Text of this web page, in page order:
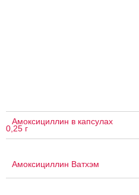
Амоксициллин в капсулах
0,25 г
Амоксициллин Ватхэм